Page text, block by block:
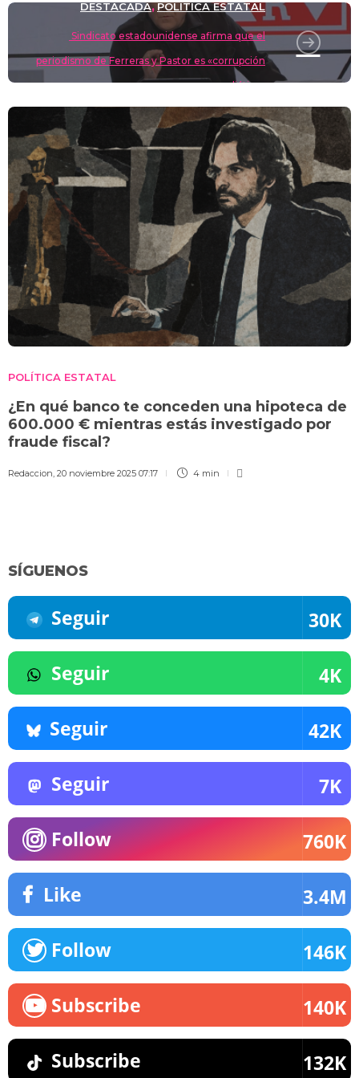
destrozan con datos
DESTACADA,POLÍTICA ESTATAL
Sindicato estadounidense afirma que el
periodismo de Ferreras y Pastor es «corrupción
mediática»
POLÍTICA ESTATAL
¿En qué banco te conceden una hipoteca de
600.000 € mientras estás investigado por
fraude fiscal?
Redaccion, 20 noviembre 2025 07:17 4 min
SÍGUENOS
Seguir 30K
Seguir 4K
Seguir 42K
Seguir 7K
Follow 760K
Like 3.4M
Follow 146K
Subscribe 140K
Subscribe 132K